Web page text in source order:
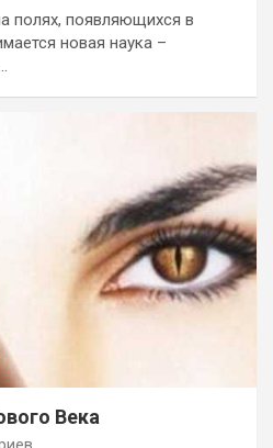
полях, появляющихся в
новая наука –
Века